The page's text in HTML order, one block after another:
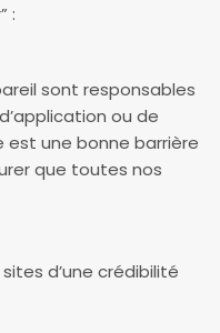
:
sont responsables
ou de
est une bonne barrière
que toutes nos
d’une crédibilité